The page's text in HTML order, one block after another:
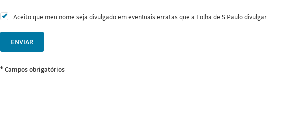
Aceito que meu nome seja divulgado em eventuais erratas que a Folha de S.Paulo divulgar.
ENVIAR
* Campos obrigatórios